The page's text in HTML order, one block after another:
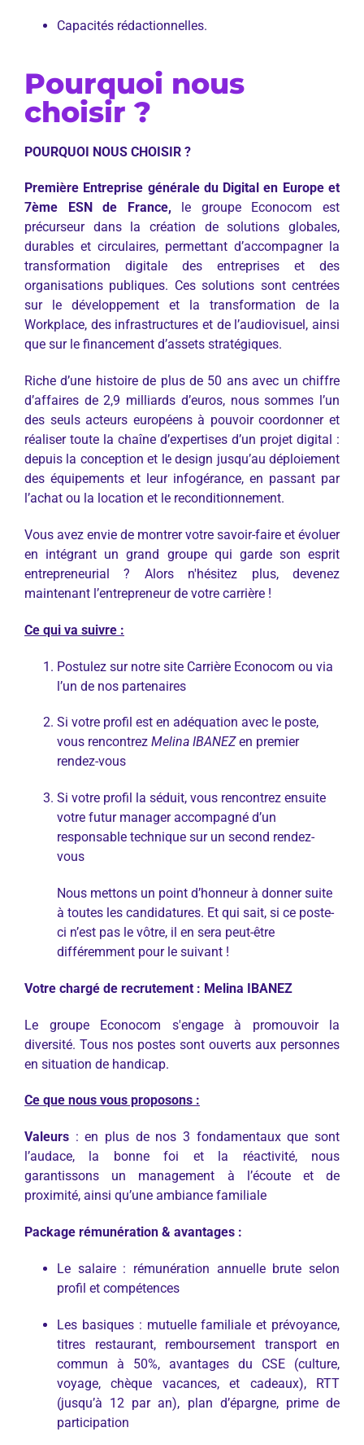
Capacités rédactionnelles.
Pourquoi nous
choisir ?
POURQUOI NOUS CHOISIR ?
Première Entreprise générale du Digital en Europe et
7ème ESN de France, le groupe Econocom est
précurseur dans la création de solutions globales,
durables et circulaires, permettant d’accompagner la
transformation digitale des entreprises et des
organisations publiques. Ces solutions sont centrées
sur le développement et la transformation de la
Workplace, des infrastructures et de l’audiovisuel, ainsi
que sur le financement d’assets stratégiques.
Riche d’une histoire de plus de 50 ans avec un chiffre
d’affaires de 2,9 milliards d’euros, nous sommes l’un
des seuls acteurs européens à pouvoir coordonner et
réaliser toute la chaîne d’expertises d’un projet digital :
depuis la conception et le design jusqu’au déploiement
des équipements et leur infogérance, en passant par
l’achat ou la location et le reconditionnement.
Vous avez envie de montrer votre savoir-faire et évoluer
en intégrant un grand groupe qui garde son esprit
entrepreneurial ? Alors n'hésitez plus, devenez
maintenant l’entrepreneur de votre carrière !
Ce qui va suivre :
Postulez sur notre site Carrière Econocom ou via
l’un de nos partenaires
Si votre profil est en adéquation avec le poste,
vous rencontrez Melina IBANEZen premier
rendez-vous
Si votre profil la séduit, vous rencontrez ensuite
votre futur manager accompagné d’un
responsable technique sur un second rendez-
vous
Nous mettons un point d’honneur à donner suite
à toutes les candidatures. Et qui sait, si ce poste-
ci n’est pas le vôtre, il en sera peut-être
différemment pour le suivant !
Votre chargé de recrutement : Melina IBANEZ
Le groupe Econocom s'engage à promouvoir la
diversité. Tous nos postes sont ouverts aux personnes
en situation de handicap.
Ce que nous vous proposons :
Valeurs : en plus de nos 3 fondamentaux que sont
l’audace, la bonne foi et la réactivité, nous
garantissons un management à l’écoute et de
proximité, ainsi qu’une ambiance familiale
Package rémunération & avantages :
Le salaire : rémunération annuelle brute selon
profil et compétences
Les basiques : mutuelle familiale et prévoyance,
titres restaurant, remboursement transport en
commun à 50%, avantages du CSE (culture,
voyage, chèque vacances, et cadeaux), RTT
(jusqu’à 12 par an), plan d’épargne, prime de
participation